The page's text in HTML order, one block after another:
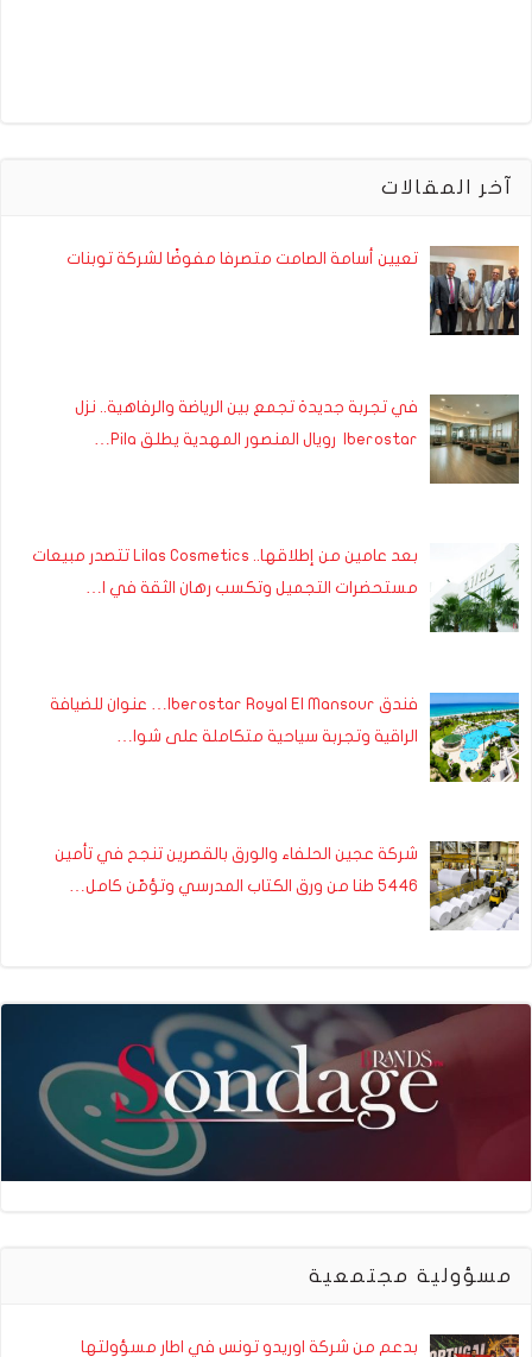
آخر المقالات
تعيين أسامة الصامت متصرفا مفوضًا لشركة توبنات
في تجربة جديدة تجمع بين الرياضة والرفاهية.. نزل
Iberostar رويال المنصور المهدية يطلق Pila…
بعد عامين من إطلاقها.. Lilas Cosmetics تتصدر مبيعات
مستحضرات التجميل وتكسب رهان الثقة في ا…
فندق Iberostar Royal El Mansour… عنوان للضيافة
الراقية وتجربة سياحية متكاملة على شوا…
شركة عجين الحلفاء والورق بالقصرين تنجح في تأمين
5446 طنا من ورق الكتاب المدرسي وتؤمّن كامل…
مسؤولية مجتمعية
بدعم من شركة اوريدو تونس في اطار مسؤولتها